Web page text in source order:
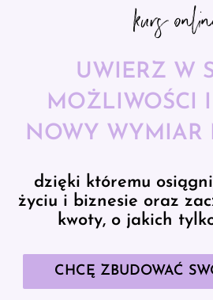
kurs
UWIERZ W
MOŻLIWOŚCI
NOWY WYMIAR
dzięki któremu
życiu i biznesie oraz
kwoty, o jakich
CHCĘ ZBUDOWAĆ